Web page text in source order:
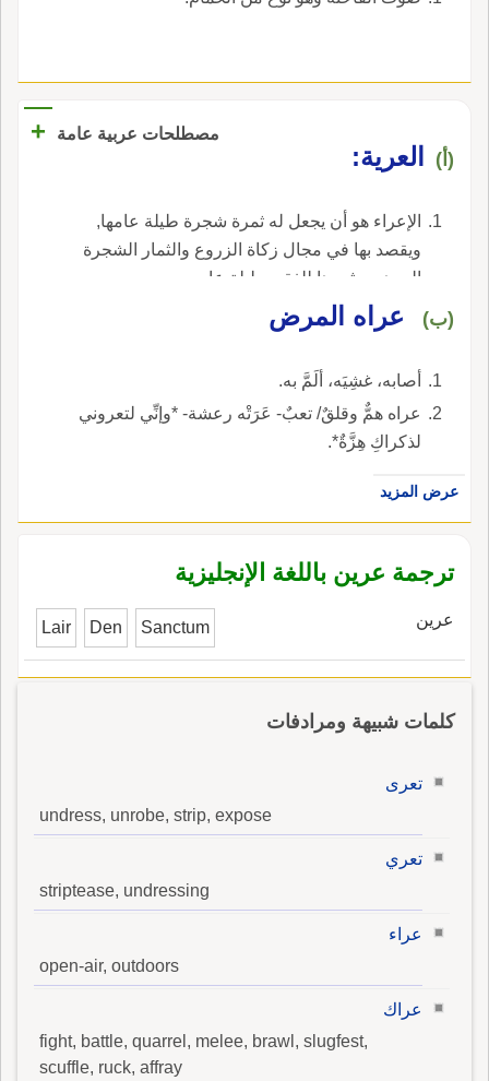
مصطلحات عربية عامة +
(أ) العرية‏:‏
الإعراء هو أن يجعل له ثمرة شجرة طيلة عامها‏, ‏
ويقصد بها في مجال زكاة الزروع والثمار الشجرة
الموهوب ثمرها للفقير طيلة عام‏.‏.
(ب) عراه المرض
أصابه، غشِيَه، ألَمَّ به.
عراه همٌّ وقلقٌ/ تعبٌ- عَرَتْه رعشة- *وإنِّي لتعروني
لذكراكِ هِزَّةٌ*.
عرض المزيد
ترجمة عرين باللغة الإنجليزية
عرين Lair Den Sanctum
كلمات شبيهة ومرادفات
تعرى
undress, unrobe, strip, expose
تعري
striptease, undressing
عراء
open-air, outdoors
عراك
fight, battle, quarrel, melee, brawl, slugfest,
scuffle, ruck, affray